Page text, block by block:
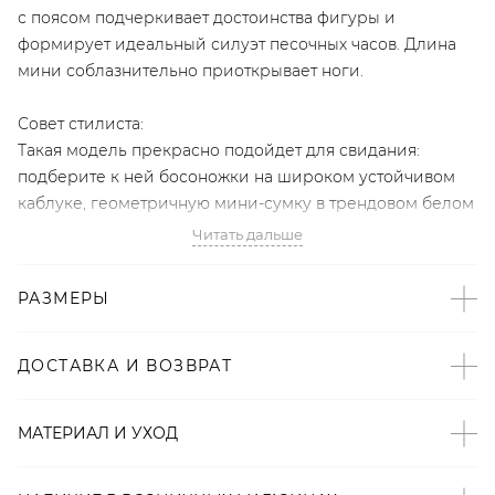
с поясом подчеркивает достоинства фигуры и
формирует идеальный силуэт песочных часов. Длина
мини соблазнительно приоткрывает ноги.
Совет стилиста:
Такая модель прекрасно подойдет для свидания:
подберите к ней босоножки на широком устойчивом
каблуке, геометричную мини-сумку в трендовом белом
оттенке и ультрамодные заколки с жемчужинами,
- Собственное производство TOPTOP STUDIO (Россия, г.
- Принт в горошек – подиумный тренд FW’19 с показов
- Длина мини акцентирует внимание на ногах;
Читать дальше
РАЗМЕРЫ
ДОСТАВКА И ВОЗВРАТ
МАТЕРИАЛ И УХОД